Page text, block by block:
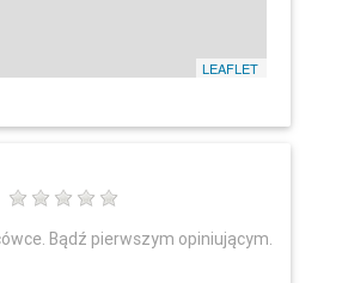
LEAFLET
Bądź pierwszym opiniującym.